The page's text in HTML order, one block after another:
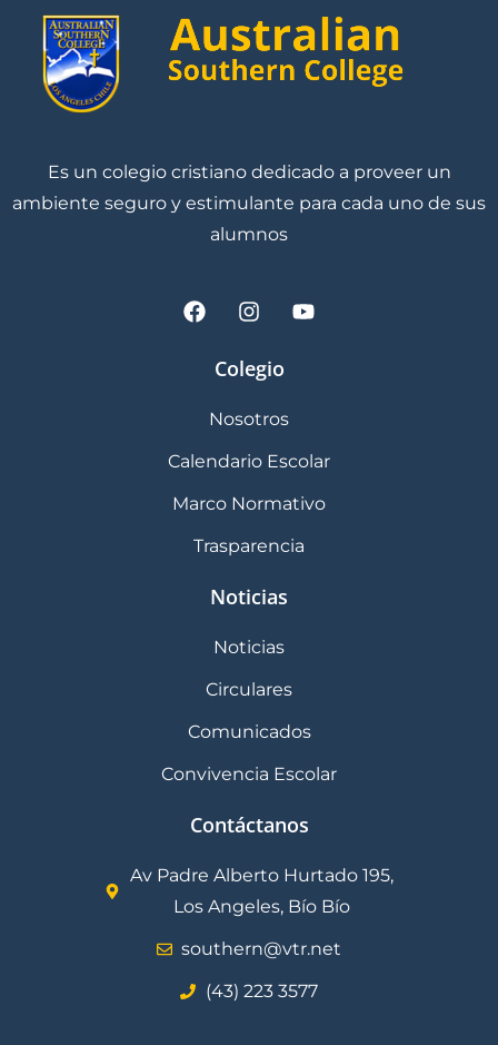
Es un colegio cristiano dedicado a proveer un
ambiente seguro y estimulante para cada uno de sus
alumnos
Colegio
Nosotros
Calendario Escolar
Marco Normativo
Trasparencia
Noticias
Noticias
Circulares
Comunicados
Convivencia Escolar
Contáctanos
Av Padre Alberto Hurtado 195,
Los Angeles, Bío Bío
southern@vtr.net
(43) 223 3577